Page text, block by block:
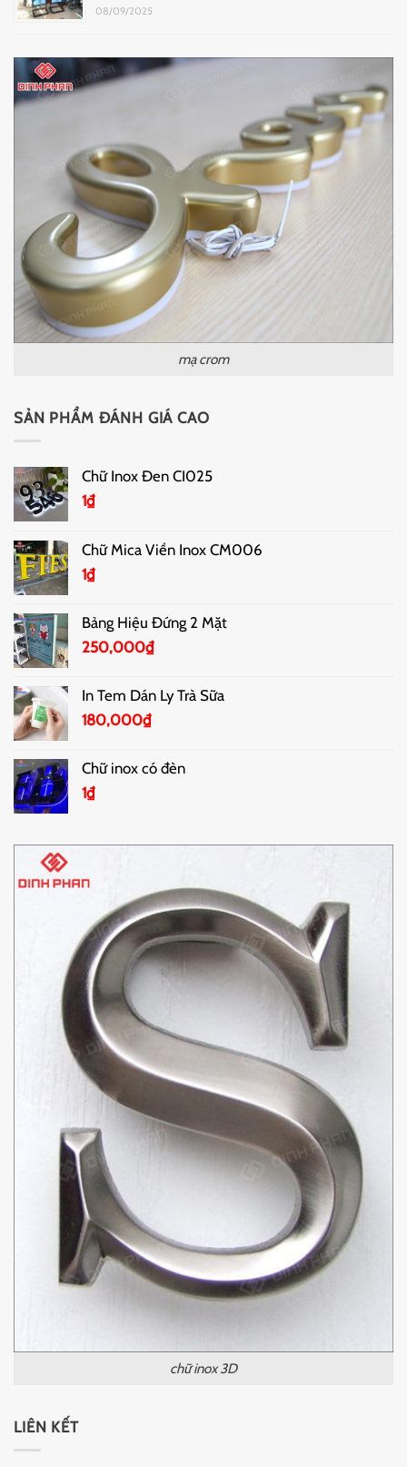
08/09/2025
mạ crom
SẢN PHẨM ĐÁNH GIÁ CAO
Chữ Inox Đen CI025
1₫
Chữ Mica Viền Inox CM006
1₫
Bảng Hiệu Đứng 2 Mặt
250,000₫
In Tem Dán Ly Trà Sữa
180,000₫
Chữ inox có đèn
1₫
chữ inox 3D
LIÊN KẾT